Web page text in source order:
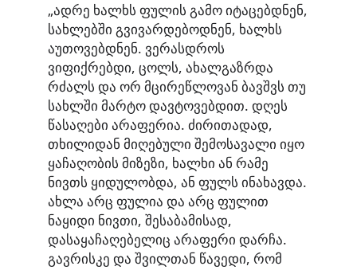
„ადრე ხალხს ფულის გამო იტაცებდნენ,
სახლებში გვივარდებოდნენ, ხალხს
აუთოვებდნენ. ვერასდროს
ვიფიქრებდი, ცოლს, ახალგაზრდა
რძალს და ორ მცირეწლოვან ბავშვს თუ
სახლში მარტო დავტოვებდით. დღეს
წასაღები არაფერია. ძირითადად,
თხილიდან მიღებული შემოსავალი იყო
ყაჩაღობის მიზეზი, ხალხი ან რამე
ნივთს ყიდულობდა, ან ფულს ინახავდა.
ახლა არც ფულია და არც ფულით
ნაყიდი ნივთი, შესაბამისად,
დასაყაჩაღებელიც არაფერი დარჩა.
გავრისკე და შვილთან წავედი, რომ